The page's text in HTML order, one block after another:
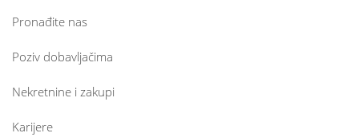
Pronađite nas
Poziv dobavljačima
Nekretnine i zakupi
Karijere